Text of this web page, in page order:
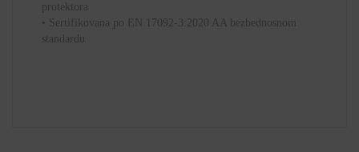
protektora
• Sertifikovana po EN 17092-3:2020 AA bezbednosnom
standardu